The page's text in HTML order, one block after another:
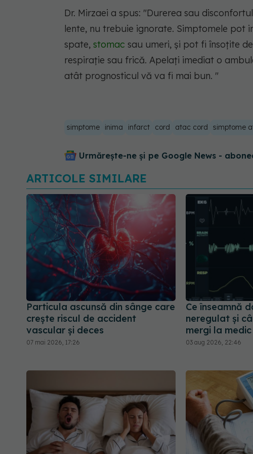
Dr. Mirzaei a spus: "Durerea sau
lente, nu trebuie ignorate. Simptomele pot
spate, stomac sau umeri, și pot fi însoțite
respirație sau frică. Apelați imediat o
atât prognosticul vă va fi mai bun. "
simptome inima infarct cord atac cord simptome
Urmărește-ne și pe Google News -
ARTICOLE SIMILARE
Particula ascunsă din sânge care
crește riscul de accident
vascular și deces
07 mai 2026, 17:26
Ce înseamnă
neregulat și
mergi la medic
03 aug 2026, 22:46